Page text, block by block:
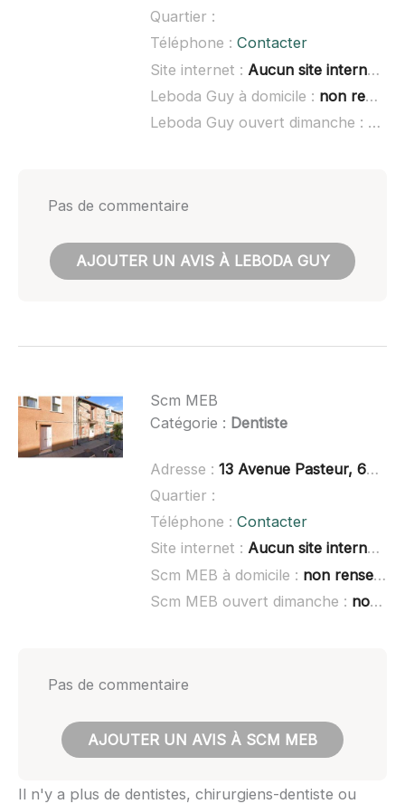
Quartier :
Téléphone : Contacter
Site internet : Aucun site internet connu
Leboda Guy à domicile : non renseigné
Leboda Guy ouvert dimanche :
non
Pas de commentaire
AJOUTER UN AVIS À LEBODA GUY
Scm MEB
Catégorie : Dentiste
Adresse : 13 Avenue Pasteur, 66430 Bompas
Quartier :
Téléphone : Contacter
Site internet : Aucun site internet connu
Scm MEB à domicile : non renseigné
Scm MEB ouvert dimanche : non renseigné
Pas de commentaire
AJOUTER UN AVIS À SCM MEB
Il n'y a plus de dentistes, chirurgiens-dentiste ou